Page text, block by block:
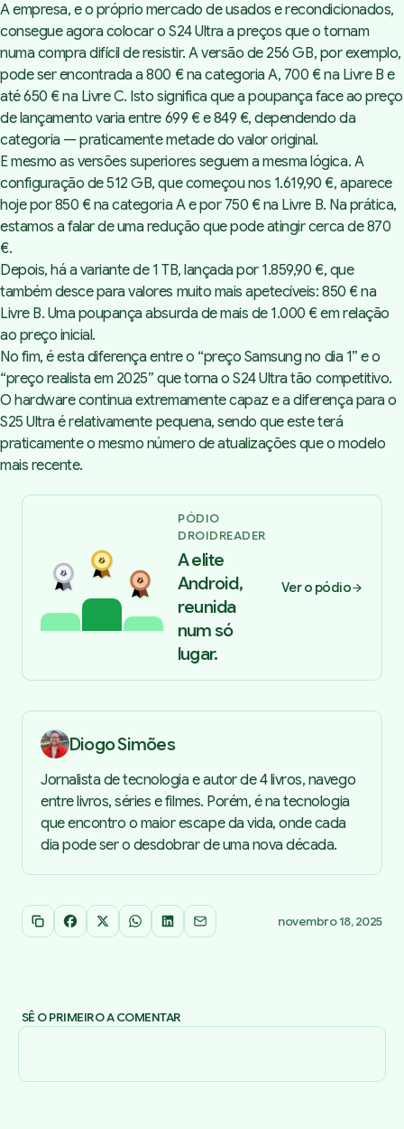
A empresa, e o próprio mercado de usados e recondicionados,
consegue agoracolocar o S24 Ultra a preços que o tornam
numa compra difícil de resistir. A versão de 256 GB, por exemplo,
pode ser encontrada a800 € na categoria A, 700 € na Livre B e
até 650 € na Livre C. Isto significa que a poupança face ao preço
de lançamento varia entre 699 € e 849 €, dependendo da
categoria — praticamente metade do valor original.
E mesmo as versões superiores seguem a mesma lógica. A
configuração de 512 GB, que começou nos 1.619,90 €, aparece
hoje por850 € na categoria Ae por 750 € na Livre B. Na prática,
estamos a falar de uma redução que pode atingir cerca de 870
€.
Depois, há a variante de 1 TB, lançada por 1.859,90 €, que
também desce para valores muito mais apetecíveis: 850 € na
Livre B. Uma poupança absurda de mais de 1.000 € em relação
ao preço inicial.
No fim, é esta diferença entre o “preço Samsung no dia 1” e o
“preço realista em 2025” que torna o S24 Ultra tão competitivo.
O hardware continua extremamente capaz e a diferença para o
S25 Ultra é relativamente pequena, sendo que este terá
praticamente o mesmo número de atualizações que o modelo
mais recente.
PÓDIO
DROIDREADER
A elite
Android,
reunida
num só
lugar.
Ver o pódio
Diogo Simões
Jornalista de tecnologia e autor de 4 livros, navego
entre livros, séries e filmes. Porém, é na tecnologia
que encontro o maior escape da vida, onde cada
dia pode ser o desdobrar de uma nova década.
Copiar link
Facebook
X WhatsApp
LinkedInEmail novembro 18, 2025
SÊ O PRIMEIRO A COMENTAR